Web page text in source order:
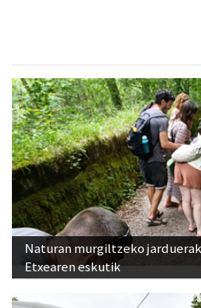
Naturan murgiltzeko
Etxearen eskutik